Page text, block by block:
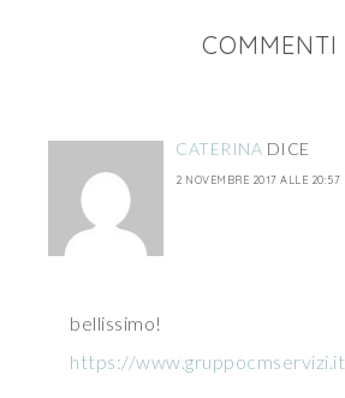
COMMENTI
CATERINA DICE
2 NOVEMBRE 2017 ALLE 20:57
bellissimo!
https://www.gruppocmservizi.it